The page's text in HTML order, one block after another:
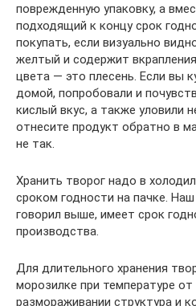
поврежденную упаковку, а
подходящий к концу срок
покупать, если визуально
желтый и содержит
цвета — это плесень. Если вы
домой, попробовали и
кислый вкус, а также уловили
отнесите продукт обратно в
не так.
Хранить творог надо в
сроком годности на пачке.
говорил выше, имеет срок
производства.
Для длительного хранения
морозилке при температуре
размораживании структура и